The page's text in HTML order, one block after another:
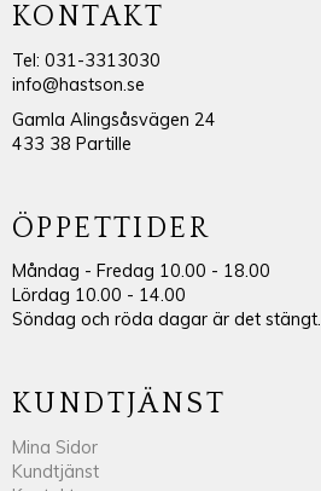
KONTAKT
Tel: 031-3313030
info@hastson.se
Gamla Alingsåsvägen 24
433 38 Partille
ÖPPETTIDER
Måndag - Fredag 10.00 - 18.00
Lördag 10.00 - 14.00
Söndag och röda dagar är det stängt.
KUNDTJÄNST
Mina Sidor
Kundtjänst